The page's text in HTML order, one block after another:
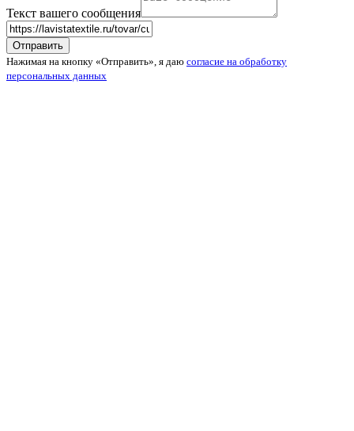
Текст вашего сообщения
Нажимая на кнопку «Отправить», я даю согласие на обработку
персональных данных